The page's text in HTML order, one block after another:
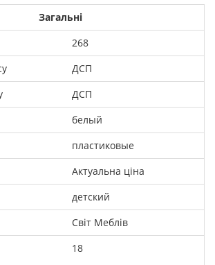
Загальні
268
ДСП
ДСП
белый
пластиковые
Актуальна ціна
детский
Світ Меблів
18